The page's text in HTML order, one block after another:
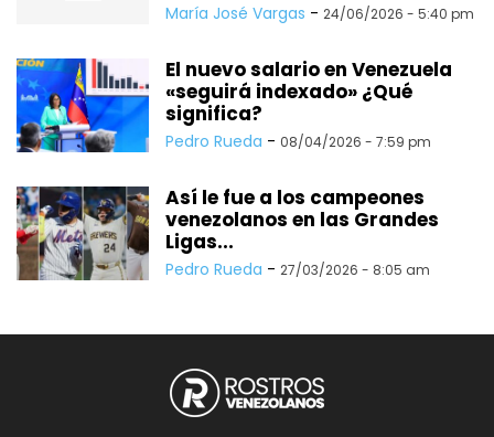
María José Vargas - 24/06/2026 - 5:40 pm
El nuevo salario en Venezuela
«seguirá indexado» ¿Qué
significa?
Pedro Rueda - 08/04/2026 - 7:59 pm
Así le fue a los campeones
venezolanos en las Grandes
Ligas...
Pedro Rueda - 27/03/2026 - 8:05 am